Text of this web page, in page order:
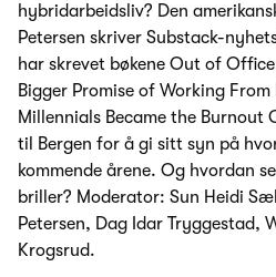
hybridarbeidsliv? Den
Petersen skriver Substack-
har skrevet bøkene Out of
Bigger Promise of Working From
Millennials Became the Burnout
til Bergen for å gi sitt syn på
kommende årene. Og hvordan
briller? Moderator: Sun Heidi
Petersen, Dag Idar Tryggestad,
Krogsrud.